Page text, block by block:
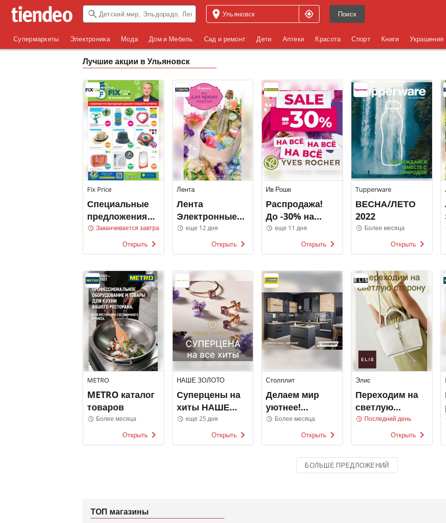
Поиск
Супермаркеты Электроника Мода Дом и Мебель Сад и ремонт Дети Аптеки Красота Спорт Книги Украшения
Лучшие акции в Ульяновск
Fix Price
Специальные
предложения
Fix Price
Заканчивается завтра
Открыть
Лента
Лента
Электронные
каталоги
еще 12 дня
Открыть
Ив Роше
Распродажа!
До -30% на
все! Ив Роше
еще 11 дня
Открыть
Tupperware
ВЕСНА/ЛЕТО
2022
Более месяца
Открыть
METRO
METRO каталог
товаров
Более месяца
Открыть
НАШЕ ЗОЛОТО
Суперцены на
хиты НАШЕ
ЗОЛОТО
еще 25 дня
Открыть
Столплит
Делаем мир
уютнее!
Коллекция
Более месяца
Открыть
Элис
Переходим на
светлую
сторону Элис
Последний день
Открыть
БОЛЬШЕ ПРЕДЛОЖЕНИЙ
ТОП магазины